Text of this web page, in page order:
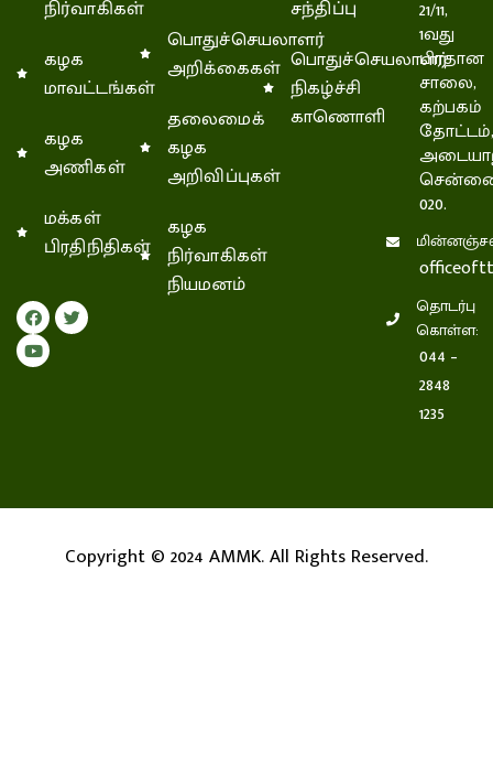
நிர்வாகிகள்
கழக
மாவட்டங்கள்
கழக
அணிகள்
மக்கள்
பிரதிநிதிகள்
பொதுச்செயலாளர்
அறிக்கைகள்
தலைமைக்
கழக
அறிவிப்புகள்
கழக
நிர்வாகிகள்
நியமனம்
சந்திப்பு
பொதுச்செயலாளர்
நிகழ்ச்சி
காணொளி
21/11,
1வது
பிரதான
சாலை,
கற்பகம்
தோட்டம்,
020.
தொடர்பு
கொள்ள:
044 –
2848
1235
Copyright © 2024 AMMK. All Rights Reserved.